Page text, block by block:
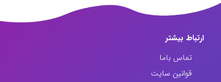
ارتباط‌ بیشتر
تماس باما
قوانین سایت